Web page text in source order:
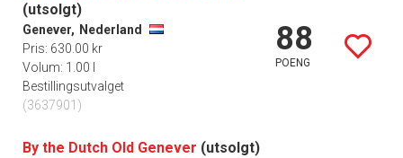
(utsolgt)
Genever, Nederland
Pris: 630.00 kr
Volum: 1.00 l
Bestillingsutvalget
(3637901)
88
POENG
By the Dutch Old Genever (utsolgt)